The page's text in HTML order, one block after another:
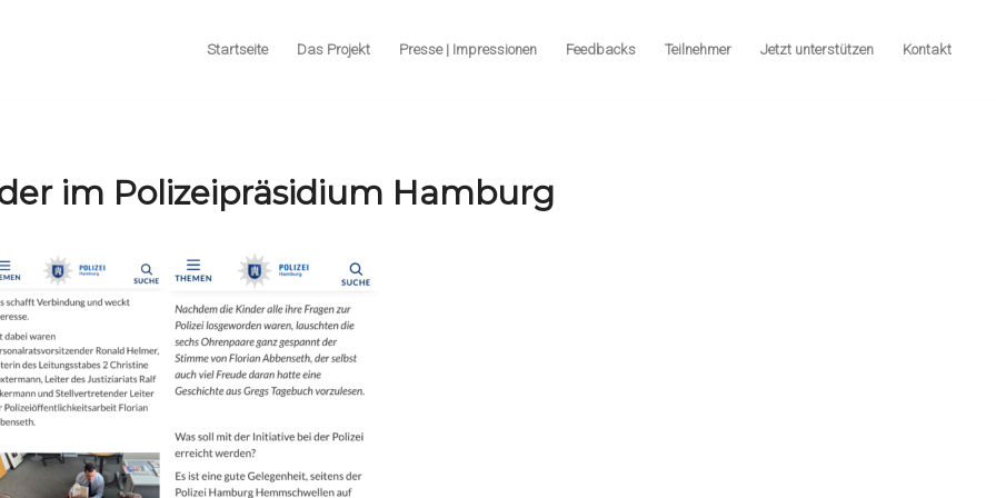
Startseite Das Projekt Presse | Impressionen Feedbacks Teilnehmer Jetzt unterstützen Kontakt
im Polizeipräsidium Hamburg